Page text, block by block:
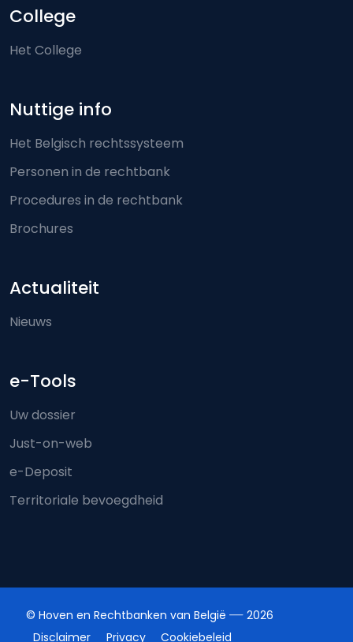
College
Het College
Nuttige info
Het Belgisch rechtssysteem
Personen in de rechtbank
Procedures in de rechtbank
Brochures
Actualiteit
Nieuws
e-Tools
Uw dossier
Just-on-web
e-Deposit
Territoriale bevoegdheid
© Hoven en Rechtbanken van België
2026
Disclaimer
Privacy Cookiebeleid